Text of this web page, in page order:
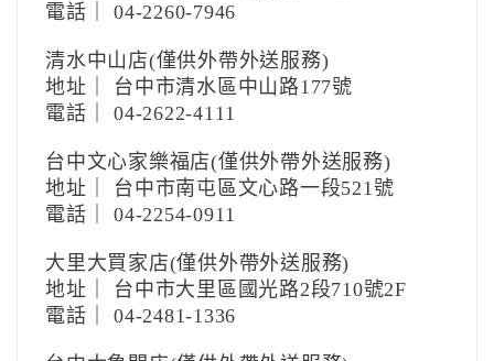
電話｜ 04-2260-7946
清水中山店(僅供外帶外送服務)
地址｜ 台中市清水區中山路177號
電話｜ 04-2622-4111
台中文心家樂福店(僅供外帶外送服務)
地址｜ 台中市南屯區文心路一段521號
電話｜ 04-2254-0911
大里大買家店(僅供外帶外送服務)
地址｜ 台中市大里區國光路2段710號2F
電話｜ 04-2481-1336